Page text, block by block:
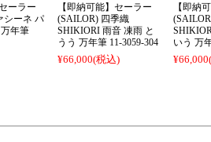
ーラー
シーネ パ
年筆
【即納可能】セーラー
(SAILOR) 四季織
SHIKIORI 雨音 凍雨 と
うう 万年筆 11-3059-304
¥66,000(税込)
【即納
いう 万
¥66,000